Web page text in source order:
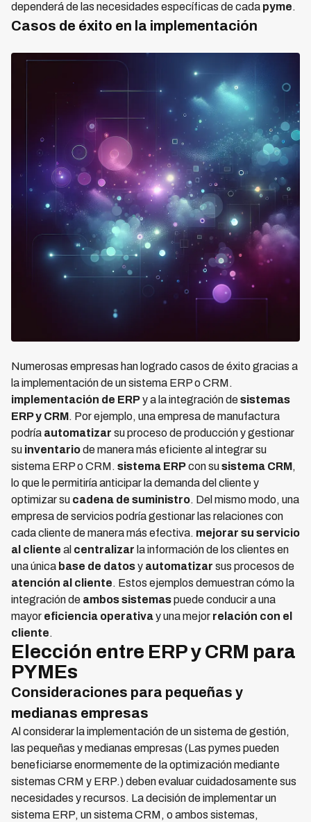
dependerá de las necesidades específicas de cada pyme.
Casos de éxito en la implementación
Numerosas empresas han logrado casos de éxito gracias a
la implementación de un sistema ERP o CRM.
implementación de ERPy a la integración desistemas
ERP y CRM. Por ejemplo, una empresa de manufactura
podría automatizar su proceso de producción y gestionar
su inventariode manera más eficiente al integrar su
sistema ERP o CRM. sistema ERPcon susistema CRM,
lo que le permitiría anticipar la demanda del cliente y
optimizar su cadena de suministro. Del mismo modo, una
empresa de servicios podría gestionar las relaciones con
cada cliente de manera más efectiva. mejorar su servicio
al cliente al centralizar la información de los clientes en
una única base de datosy automatizar sus procesos de
atención al cliente. Estos ejemplos demuestran cómo la
integración de ambos sistemaspuede conducir a una
mayor eficiencia operativay una mejor relación con el
cliente.
Elección entre ERP y CRM para
PYMEs
Consideraciones para pequeñas y
medianas empresas
Al considerar la implementación de un sistema de gestión,
las pequeñas y medianas empresas (Las pymes pueden
beneficiarse enormemente de la optimización mediante
sistemas CRM y ERP.) deben evaluar cuidadosamente sus
necesidades y recursos. La decisión de implementar un
sistema ERP, un sistema CRM, o ambos sistemas,